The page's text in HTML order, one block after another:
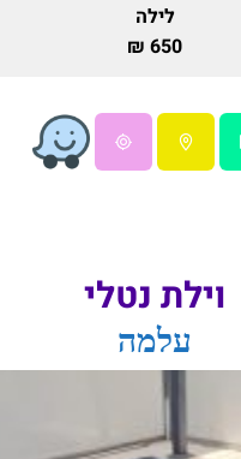
לילה
650 ₪
וילת נטלי
עלמה